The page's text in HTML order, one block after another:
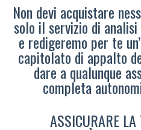
Non devi acquistare
solo il servizio di
e redigeremo per te
capitolato di appalto
dare a qualunque
completa
ASSICURARE